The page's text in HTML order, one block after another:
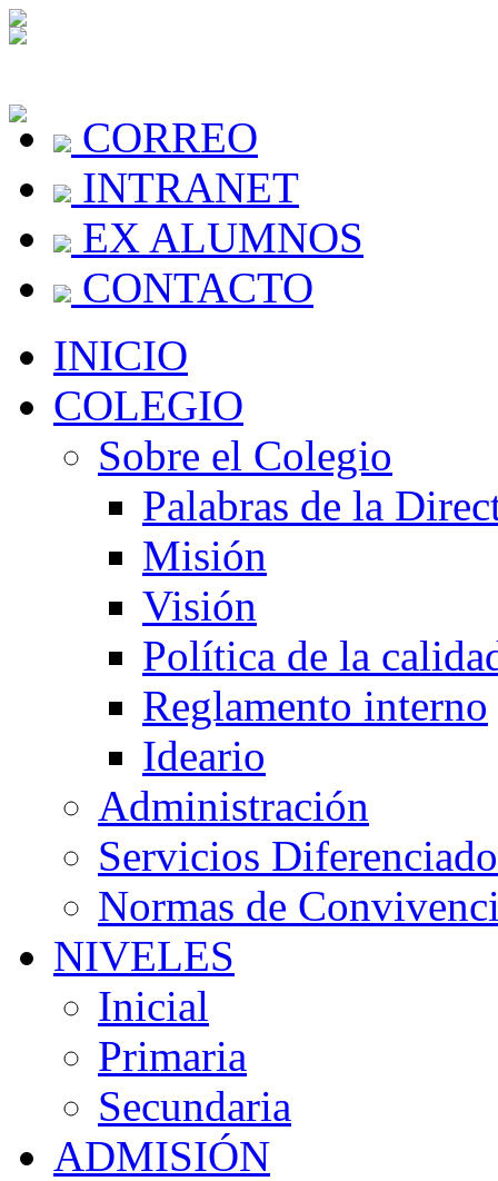
CORREO
INTRANET
EX ALUMNOS
CONTACTO
INICIO
COLEGIO
Sobre el Colegio
Palabras de la
Misión
Visión
Política de la
Reglamento interno
Ideario
Administración
Servicios
Normas de
NIVELES
Inicial
Primaria
Secundaria
ADMISIÓN